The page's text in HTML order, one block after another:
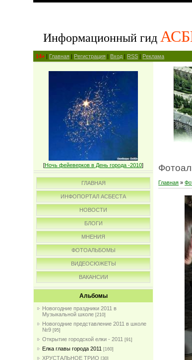
Информационный гид
14+ | Главная | Регистрация | Вход | RSS | Реклама
[Ночь фейеверков в День города -2010]
ГЛАВНАЯ
ИНФОПОРТАЛ АСБЕСТА
НОВОСТИ
БЛОГИ
МНЕНИЯ
ФОТОАЛЬБОМЫ
ВИДЕОСЮЖЕТЫ
ВАКАНСИИ
Альбомы
Новогодние праздники 2011 в
Музыкальной школе [210]
Новогодние представление 2011 в школе
№9 [95]
Открытие городской елки - 2011 [91]
Елка главы города 2011 [160]
ХРУСТАЛЬНОЕ ТРИО [30]
Главная »